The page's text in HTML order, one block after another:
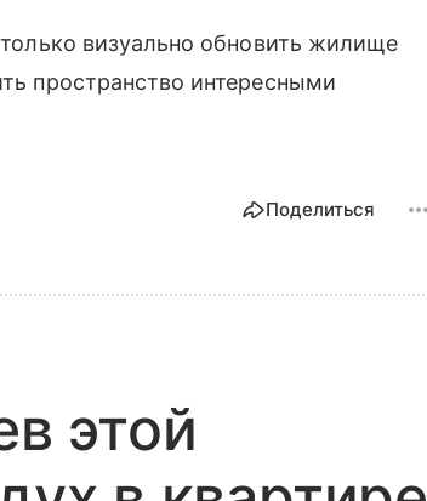
визуально обновить жилище
пространство интересными
Поделиться
этой